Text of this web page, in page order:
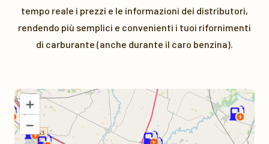
tempo reale i prezzi e le informazioni dei distributori,
rendendo più semplici e convenienti i tuoi rifornimenti
di carburante (anche durante il caro benzina).
+
–